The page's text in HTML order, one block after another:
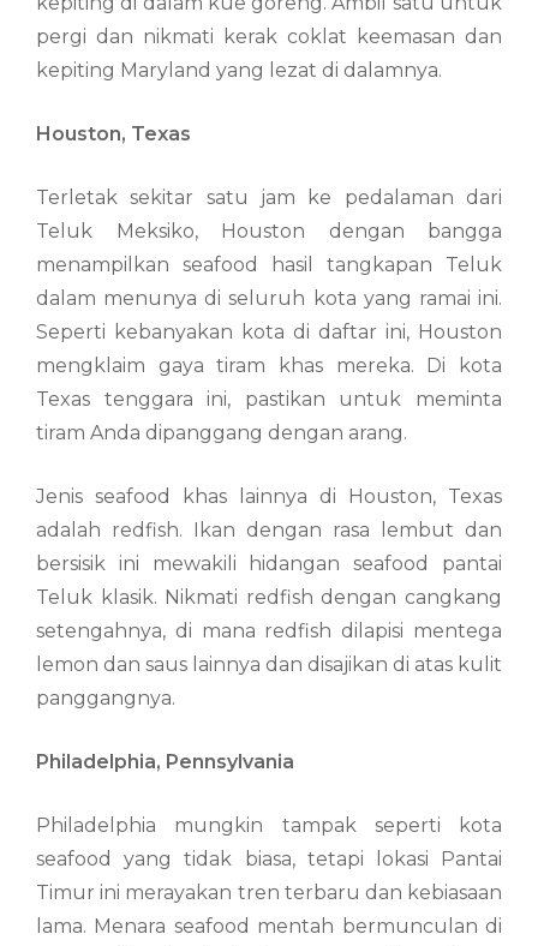
pergi dan nikmati kerak coklat keemasan dan
kepiting Maryland yang lezat di dalamnya.
Houston, Texas
Terletak sekitar satu jam ke pedalaman dari
Teluk Meksiko, Houston dengan bangga
menampilkan seafood hasil tangkapan Teluk
dalam menunya di seluruh kota yang ramai ini.
Seperti kebanyakan kota di daftar ini, Houston
mengklaim gaya tiram khas mereka. Di kota
Texas tenggara ini, pastikan untuk meminta
tiram Anda dipanggang dengan arang.
Jenis seafood khas lainnya di Houston, Texas
adalah redfish. Ikan dengan rasa lembut dan
bersisik ini mewakili hidangan seafood pantai
Teluk klasik. Nikmati redfish dengan cangkang
setengahnya, di mana redfish dilapisi mentega
lemon dan saus lainnya dan disajikan di atas kulit
panggangnya.
Philadelphia, Pennsylvania
Philadelphia mungkin tampak seperti kota
seafood yang tidak biasa, tetapi lokasi Pantai
Timur ini merayakan tren terbaru dan kebiasaan
lama. Menara seafood mentah bermunculan di